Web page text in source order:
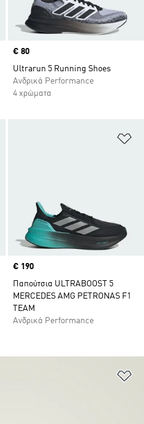
Price
€ 80
Ultrarun 5 Running Shoes
Ανδρικά Performance
4 χρώματα
Προσθήκη στη Λίστα Επιθυμιών
Price
€ 190
Παπούτσια ULTRABOOST 5
MERCEDES AMG PETRONAS F1
TEAM
Ανδρικά Performance